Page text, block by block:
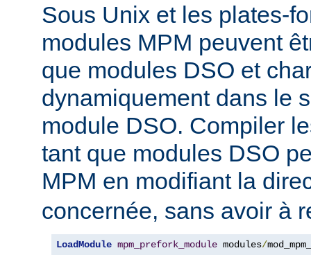
Sous Unix et les plates-
modules MPM peuvent
que modules DSO et
dynamiquement dans le
module DSO. Compiler
tant que modules DSO
MPM en modifiant la
concernée, sans avoir à
LoadModule mpm_prefork_module modules/